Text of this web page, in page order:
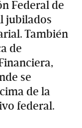
Federal de
jubilados
También
de
se
de la
federal.